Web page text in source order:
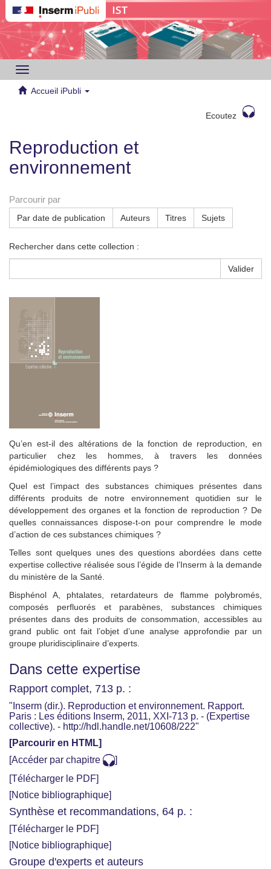
Toggle
navigation
Accueil iPubli
Ecoutez
Reproduction et
environnement
Parcourir par
Par date de publication Auteurs Titres Sujets
Rechercher dans cette collection :
Valider
Qu’en est-il des altérations de la fonction de reproduction, en
particulier chez les hommes, à travers les données
épidémiologiques des différents pays ?
Quel est l’impact des substances chimiques présentes dans
différents produits de notre environnement quotidien sur le
développement des organes et la fonction de reproduction ? De
quelles connaissances dispose-t-on pour comprendre le mode
d’action de ces substances chimiques ?
Telles sont quelques unes des questions abordées dans cette
expertise collective réalisée sous l’égide de l’Inserm à la demande
du ministère de la Santé.
Bisphénol A, phtalates, retardateurs de flamme polybromés,
composés perfluorés et parabènes, substances chimiques
présentes dans des produits de consommation, accessibles au
grand public ont fait l’objet d’une analyse approfondie par un
groupe pluridisciplinaire d’experts.
Dans cette expertise
Rapport complet, 713 p. :
"Inserm (dir.). Reproduction et environnement. Rapport.
Paris : Les éditions Inserm, 2011, XXI-713 p. - (Expertise
collective). - http://hdl.handle.net/10608/222"
[Parcourir en HTML]
[Accéder par chapitre
]
[Télécharger le PDF]
[Notice bibliographique]
Synthèse et recommandations, 64 p. :
[Télécharger le PDF]
[Notice bibliographique]
Groupe d'experts et auteurs